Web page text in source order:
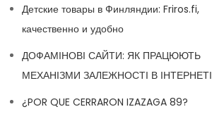
Детские товары в Финляндии: Friros.fi,
качественно и удобно
ДОФАМІНОВІ САЙТИ: ЯК ПРАЦЮЮТЬ
МЕХАНІЗМИ ЗАЛЕЖНОСТІ В ІНТЕРНЕТІ
¿POR QUE CERRARON IZAZAGA 89?